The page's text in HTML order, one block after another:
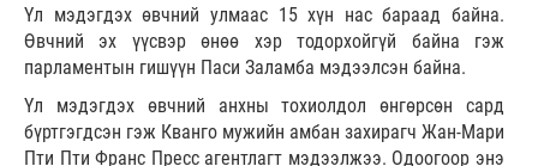
Үл мэдэгдэх өвчний улмаас 15 хүн нас бараад байна.
Өвчний эх үүсвэр өнөө хэр тодорхойгүй байна гэж
парламентын гишүүн Паси Заламба мэдээлсэн байна.
Үл мэдэгдэх өвчний анхны тохиолдол өнгөрсөн сард
бүртгэгдсэн гэж Кванго мужийн амбан захирагч Жан-Мари
Пти Пти Франс Пресс агентлагт мэдээлжээ. Одоогоор энэ